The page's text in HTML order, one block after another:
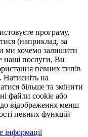
програму,
(наприклад, за
ми хочемо залишити
наші послуги, Ви
певних типів
Натисніть на
більше та змінити
файли cookie або
до відображення менш
певних функцій
інформації